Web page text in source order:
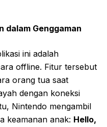
dalam Genggaman
ini adalah
offline. Fitur tersebut
orang tua saat
dengan koneksi
Nintendo mengambil
keamanan anak: Hello,